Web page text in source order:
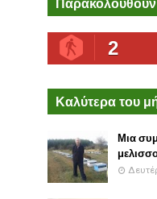
2
Καλύτερα του
Μια